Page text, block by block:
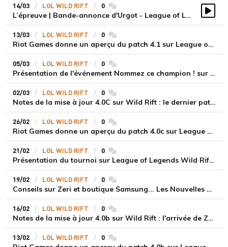
14/03 LOL WILD RIFT 0 commentaires
L’épreuve | Bande-annonce d'Urgot - League of Legends: Wild Rift
13/03 LOL WILD RIFT 0 commentaires
Riot Games donne un aperçu du patch 4.1 sur League of Legends Wild Rift
05/03 LOL WILD RIFT 0 commentaires
Présentation de l'événement Nommez ce champion ! sur League of Legends Wold Rift
02/03 LOL WILD RIFT 0 commentaires
Notes de la mise à jour 4.0C sur Wild Rift : le dernier patch d'équilibrage du cycle 4.0
26/02 LOL WILD RIFT 0 commentaires
Riot Games donne un aperçu du patch 4.0c sur League of Legends Wild Rift
21/02 LOL WILD RIFT 0 commentaires
Présentation du tournoi sur League of Legends Wild Rift : Le Choc de la Faille !
19/02 LOL WILD RIFT 0 commentaires
Conseils sur Zeri et boutique Samsung... Les Nouvelles de Wild Rift de février
16/02 LOL WILD RIFT 0 commentaires
Notes de la mise à jour 4.0b sur Wild Rift : l'arrivée de Zeri et quelques équilibrages
13/02 LOL WILD RIFT 0 commentaires